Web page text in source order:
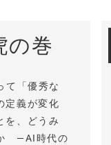
の巻
て「優秀な
定義が変化
を、どうみ
—AI時代の